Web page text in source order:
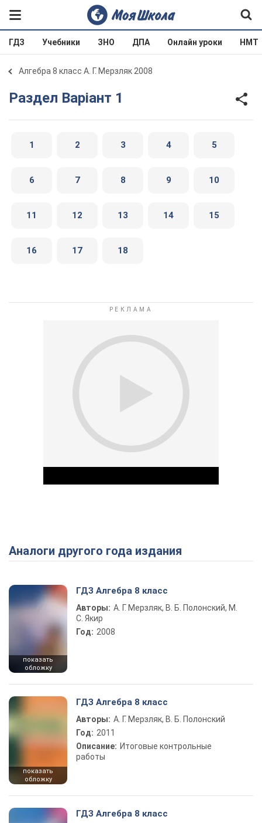
ГДЗ Учебники ЗНО ДПА Онлайн уроки НМТ
Алгебра 8 класс А. Г. Мерзляк 2008
Раздел Варіант 1
1 2 3 4 5
6 7 8 9 10
11 12 13 14 15
16 17 18
Play Video
Аналоги другого года издания
показать
обложку
ГДЗ Алгебра 8 класс
Авторы: А. Г. Мерзляк, В. Б. Полонский, М.
С. Якир
Год: 2008
показать
обложку
ГДЗ Алгебра 8 класс
Авторы: А. Г. Мерзляк, В. Б. Полонский
Год: 2011
Описание: Итоговые контрольные
работы
ГДЗ Алгебра 8 класс